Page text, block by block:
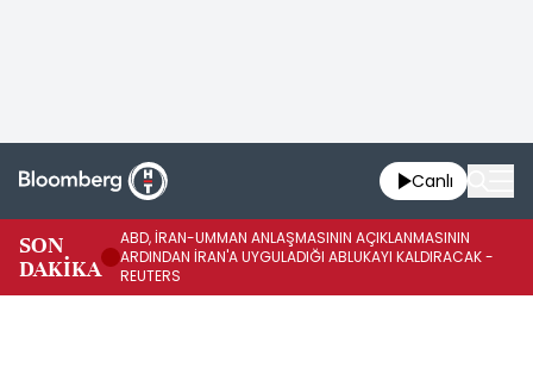
Canlı
SON
DAKİKA
ABD, İRAN-UMMAN ANLAŞMASININ AÇIKLANMASININ
ARDINDAN İRAN'A UYGULADIĞI ABLUKAYI KALDIRACAK -
REUTERS